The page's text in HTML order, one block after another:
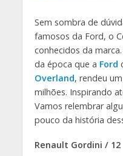
Sem sombra de
famosos da Ford, o
conhecidos da
da época que a Ford
Overland, rendeu
milhões. Inspirando
Vamos relembrar
pouco da história
Renault Gordini / 12